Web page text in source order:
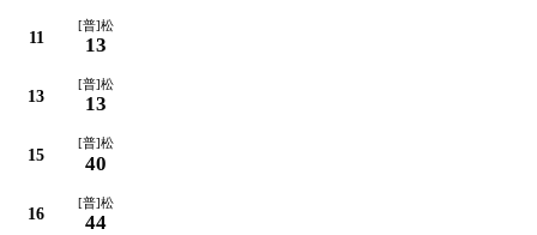
11
[普]松
13
13
[普]松
13
15
[普]松
40
16
[普]松
44